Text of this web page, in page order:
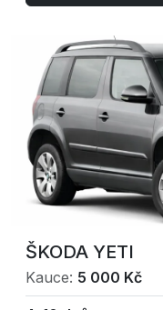
ŠKODA YETI
Kauce: 5 000 Kč